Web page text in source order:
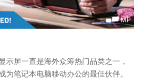
示屏一直是海外众筹热门品类之一，
为笔记本电脑移动办公的最佳伙伴。